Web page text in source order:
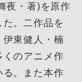
夜・著)を原作
。二作品を
東健人・楠
のアニメ作
。また本作